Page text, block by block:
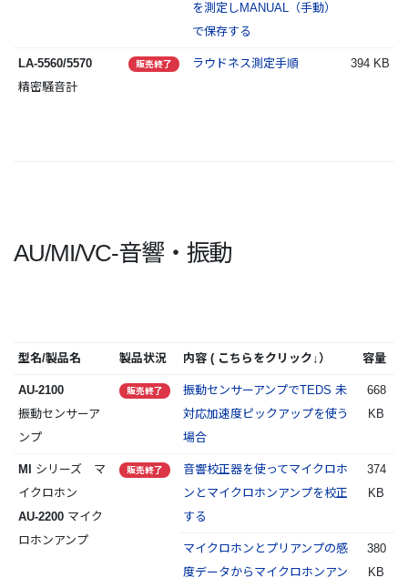
を測定しMANUAL（手動）
で保存する
LA-5560/5570
精密騒音計
販売終了 ラウドネス測定手順 394 KB
AU/MI/VC-音響・振動
型名/製品名 製品状況 内容 ( こちらをクリック↓） 容量
AU-2100
振動センサーア
ンプ
販売終了
振動センサーアンプでTEDS 未
対応加速度ピックアップを使う
場合
668
KB
MI
シリーズ マ
イクロホン
AU-2200マイク
ロホンアンプ
販売終了
音響校正器を使ってマイクロホ
ンとマイクロホンアンプを校正
する
374
KB
マイクロホンとプリアンプの感
度データからマイクロホンアン
380
KB